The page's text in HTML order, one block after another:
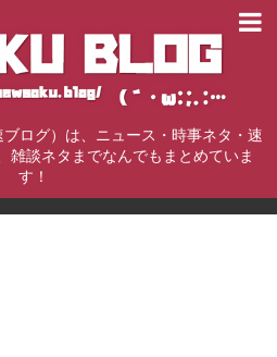
ログ）は、ニュース・時事ネタ・速
雑談ネタまでなんでもまとめていま
す！